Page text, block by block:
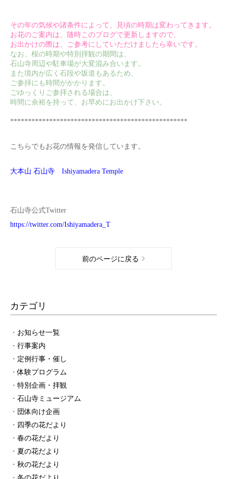
その年の気候や諸条件によって、見頃の時期は変わってきます。
お花のご案内は、随時このブログで更新しますので、
お出かけの際は、ご参考にしていただけましたら幸いです。
なお、桜の時期や特別拝観の期間は、
石山寺周辺や駐車場が大変混み合います。
また境内が広く石段や坂道もあるため、
ご参拝にも時間がかかります。
ごゆっくりご参拝される場合は、
時間に余裕を持って、お早めにお出かけ下さい。
**************************************************
こちらでもお花の情報を発信しています。
大本山 石山寺 Ishiyamadera Temple
石山寺公式Twitter
https://twitter.com/Ishiyamadera_T
前のページに戻る
カテゴリ
お知らせ一覧
行事案内
定例行事・催し
体験プログラム
特別企画・拝観
石山寺ミュージアム
団体向け企画
四季の花だより
春の花だより
夏の花だより
秋の花だより